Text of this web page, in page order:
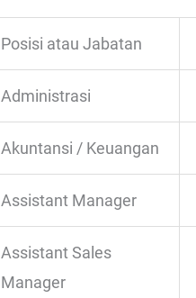
Posisi atau Jabatan
Administrasi
Akuntansi / Keuangan
Assistant Manager
Assistant Sales
Manager